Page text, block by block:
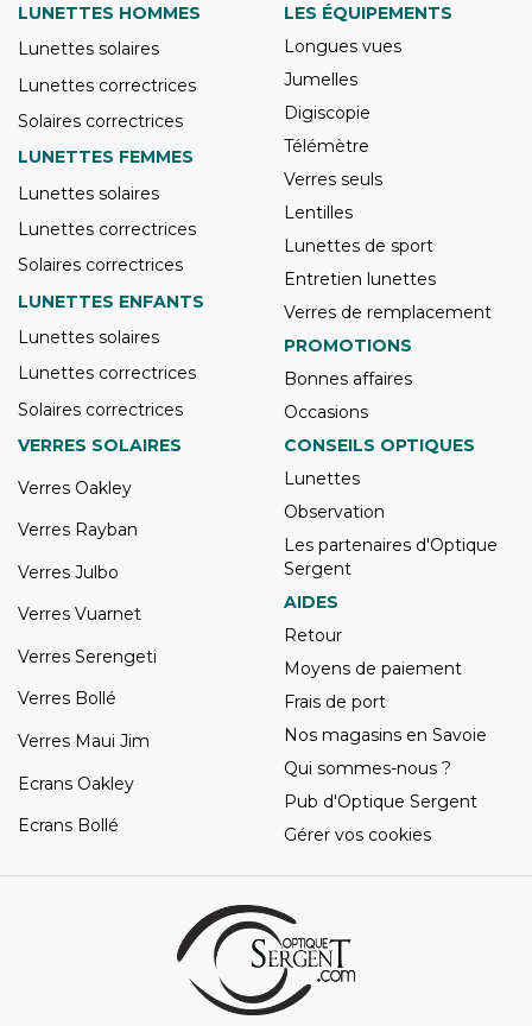
LUNETTES HOMMES
Lunettes solaires
Lunettes correctrices
Solaires correctrices
LUNETTES FEMMES
Lunettes solaires
Lunettes correctrices
Solaires correctrices
LUNETTES ENFANTS
Lunettes solaires
Lunettes correctrices
Solaires correctrices
LES ÉQUIPEMENTS
Longues vues
Jumelles
Digiscopie
Télémètre
Verres seuls
Lentilles
Lunettes de sport
Entretien lunettes
Verres de remplacement
PROMOTIONS
Bonnes affaires
Occasions
VERRES SOLAIRES
Verres Oakley
Verres Rayban
Verres Julbo
Verres Vuarnet
Verres Serengeti
Verres Bollé
Verres Maui Jim
Ecrans Oakley
Ecrans Bollé
CONSEILS OPTIQUES
Lunettes
Observation
Les partenaires d'Optique
Sergent
AIDES
Retour
Moyens de paiement
Frais de port
Nos magasins en Savoie
Qui sommes-nous ?
Pub d'Optique Sergent
Gérer vos cookies